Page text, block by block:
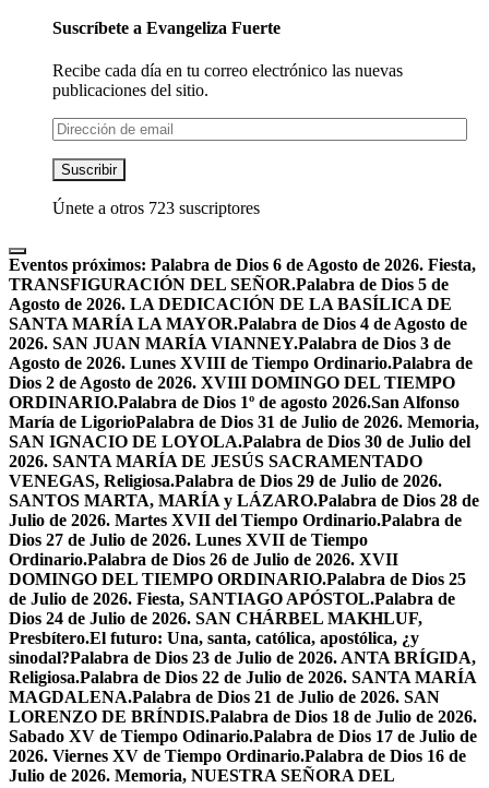
Suscríbete a Evangeliza Fuerte
Recibe cada día en tu correo electrónico las nuevas
publicaciones del sitio.
Dirección
de
email
Suscribir
Únete a otros 723 suscriptores
Eventos próximos: Palabra de Dios 6 de Agosto de 2026. Fiesta,
TRANSFIGURACIÓN DEL SEÑOR.Palabra de Dios 5 de
Agosto de 2026. LA DEDICACIÓN DE LA BASÍLICA DE
SANTA MARÍA LA MAYOR.Palabra de Dios 4 de Agosto de
2026. SAN JUAN MARÍA VIANNEY.Palabra de Dios 3 de
Agosto de 2026. Lunes XVIII de Tiempo Ordinario.Palabra de
Dios 2 de Agosto de 2026. XVIII DOMINGO DEL TIEMPO
ORDINARIO.Palabra de Dios 1º de agosto 2026.San Alfonso
María de LigorioPalabra de Dios 31 de Julio de 2026. Memoria,
SAN IGNACIO DE LOYOLA.Palabra de Dios 30 de Julio del
2026. SANTA MARÍA DE JESÚS SACRAMENTADO
VENEGAS, Religiosa.Palabra de Dios 29 de Julio de 2026.
SANTOS MARTA, MARÍA y LÁZARO.Palabra de Dios 28 de
Julio de 2026. Martes XVII del Tiempo Ordinario.Palabra de
Dios 27 de Julio de 2026. Lunes XVII de Tiempo
Ordinario.Palabra de Dios 26 de Julio de 2026. XVII
DOMINGO DEL TIEMPO ORDINARIO.Palabra de Dios 25
de Julio de 2026. Fiesta, SANTIAGO APÓSTOL.Palabra de
Dios 24 de Julio de 2026. SAN CHÁRBEL MAKHLUF,
Presbítero.El futuro: Una, santa, católica, apostólica, ¿y
sinodal?Palabra de Dios 23 de Julio de 2026. ANTA BRÍGIDA,
Religiosa.Palabra de Dios 22 de Julio de 2026. SANTA MARÍA
MAGDALENA.Palabra de Dios 21 de Julio de 2026. SAN
LORENZO DE BRÍNDIS.Palabra de Dios 18 de Julio de 2026.
Sabado XV de Tiempo Odinario.Palabra de Dios 17 de Julio de
2026. Viernes XV de Tiempo Ordinario.Palabra de Dios 16 de
Julio de 2026. Memoria, NUESTRA SEÑORA DEL